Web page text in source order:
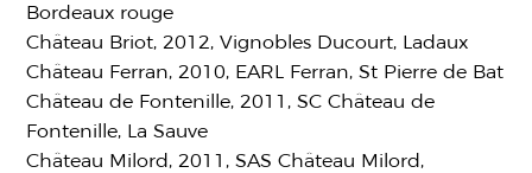
Bordeaux rouge
Château Briot, 2012, Vignobles Ducourt, Ladaux
Château Ferran, 2010, EARL Ferran, St Pierre de Bat
Château de Fontenille, 2011, SC Château de
Fontenille, La Sauve
Château Milord, 2011, SAS Château Milord,